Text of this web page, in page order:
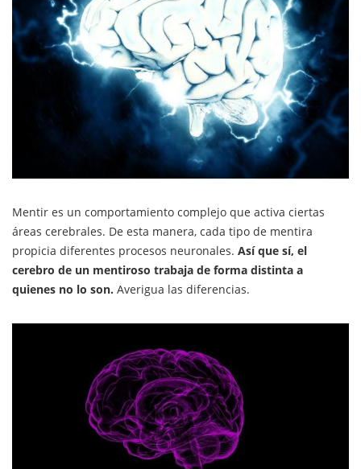
Mentir es un comportamiento complejo que activa ciertas
áreas cerebrales. De esta manera, cada tipo de mentira
propicia diferentes procesos neuronales. Así que sí, el
cerebro de un mentiroso trabaja de forma distinta a
quienes no lo son. Averigua las diferencias.